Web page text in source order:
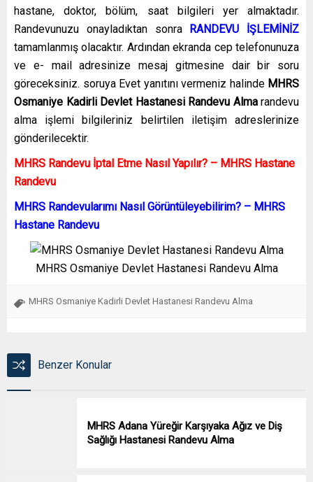
hastane, doktor, bölüm, saat bilgileri yer almaktadır.
Randevunuzu onayladıktan sonraRANDEVU İŞLEMİNİZ
tamamlanmış olacaktır. Ardından ekranda cep telefonunuza
ve e- mail adresinize mesaj gitmesine dair bir soru
göreceksiniz. soruya Evet yanıtını vermeniz halindeMHRS
Osmaniye Kadirli Devlet Hastanesi Randevu Almarandevu
alma işlemi bilgileriniz belirtilen iletişim adreslerinize
gönderilecektir.
MHRS Randevu İptal Etme Nasıl Yapılır? – MHRS Hastane
Randevu
MHRS Randevularımı Nasıl Görüntüleyebilirim? – MHRS
Hastane Randevu
MHRS Osmaniye Devlet Hastanesi Randevu Alma
MHRS Osmaniye Kadirli Devlet Hastanesi Randevu Alma
Benzer Konular
MHRS Adana Yüreğir Karşıyaka Ağız ve Diş
Sağlığı Hastanesi Randevu Alma